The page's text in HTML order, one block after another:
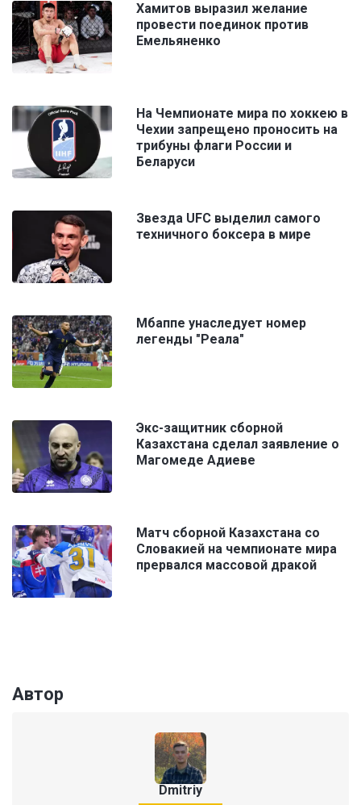
Хамитов выразил желание
провести поединок против
Емельяненко
На Чемпионате мира по хоккею в
Чехии запрещено проносить на
трибуны флаги России и
Беларуси
Звезда UFC выделил самого
техничного боксера в мире
Мбаппе унаследует номер
легенды "Реала"
Экс-защитник сборной
Казахстана сделал заявление о
Магомеде Адиеве
Матч сборной Казахстана со
Словакией на чемпионате мира
прервался массовой дракой
Автор
Dmitriy